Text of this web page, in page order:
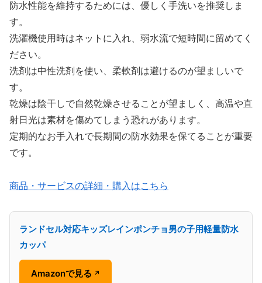
防水性能を維持するためには、優しく手洗いを推奨しま
す。
洗濯機使用時はネットに入れ、弱水流で短時間に留めてく
ださい。
洗剤は中性洗剤を使い、柔軟剤は避けるのが望ましいで
す。
乾燥は陰干しで自然乾燥させることが望ましく、高温や直
射日光は素材を傷めてしまう恐れがあります。
定期的なお手入れで長期間の防水効果を保てることが重要
です。
商品・サービスの詳細・購入はこちら
ランドセル対応キッズレインポンチョ男の子用軽量防水
カッパ
Amazonで見る ↗